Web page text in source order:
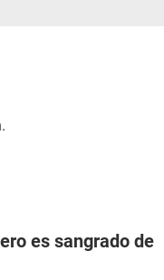
es sangrado de